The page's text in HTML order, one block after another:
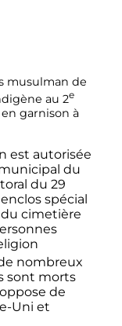
musulman de
au 2e
garnison à
est autorisée
du
du 29
spécial
cimetière
nombreux
sont morts
de
Uni et